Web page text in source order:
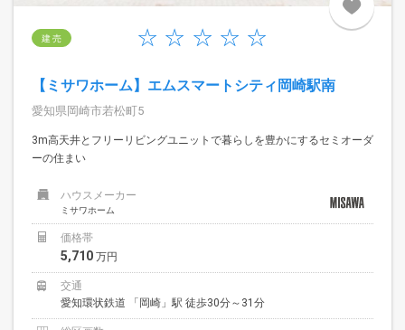
建 売
【ミサワホーム】エムスマートシティ岡崎駅南
愛知県岡崎市若松町5
3m高天井とフリーリビングユニットで暮らしを豊かにするセミオーダ
ーの住まい
ハウスメーカー
ミサワホーム
価格帯
5,710 万円
交通
愛知環状鉄道 「岡崎」駅 徒歩30分～31分